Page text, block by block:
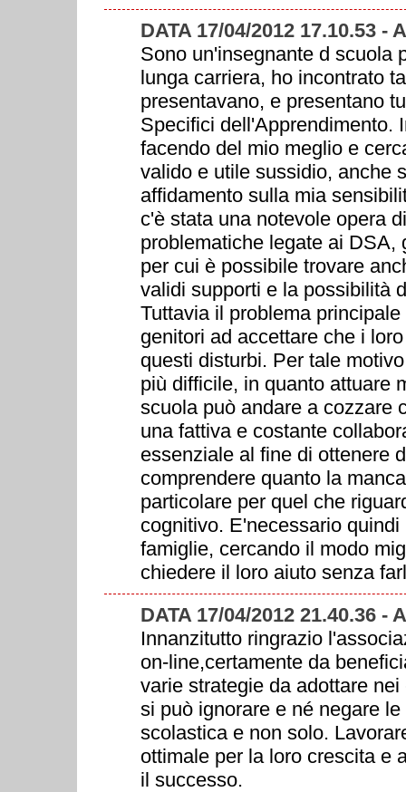
DATA 17/04/2012 17.10.53 -
Sono un'insegnante d scuola
lunga carriera, ho incontrato
presentavano, e presentano
Specifici dell'Apprendimento.
facendo del mio meglio e
valido e utile sussidio, anche
affidamento sulla mia
c'è stata una notevole opera
problematiche legate ai
per cui è possibile trovare
validi supporti e la possibilità
Tuttavia il problema
genitori ad accettare che i
questi disturbi. Per tale
più difficile, in quanto attuare
scuola può andare a cozzare
una fattiva e costante
essenziale al fine di ottenere
comprendere quanto la
particolare per quel che
cognitivo. E'necessario
famiglie, cercando il modo
chiedere il loro aiuto senza
DATA 17/04/2012 21.40.36 -
Innanzitutto ringrazio
on-line,certamente da
varie strategie da adottare
si può ignorare e né negare
scolastica e non solo.
ottimale per la loro crescita e
il successo.